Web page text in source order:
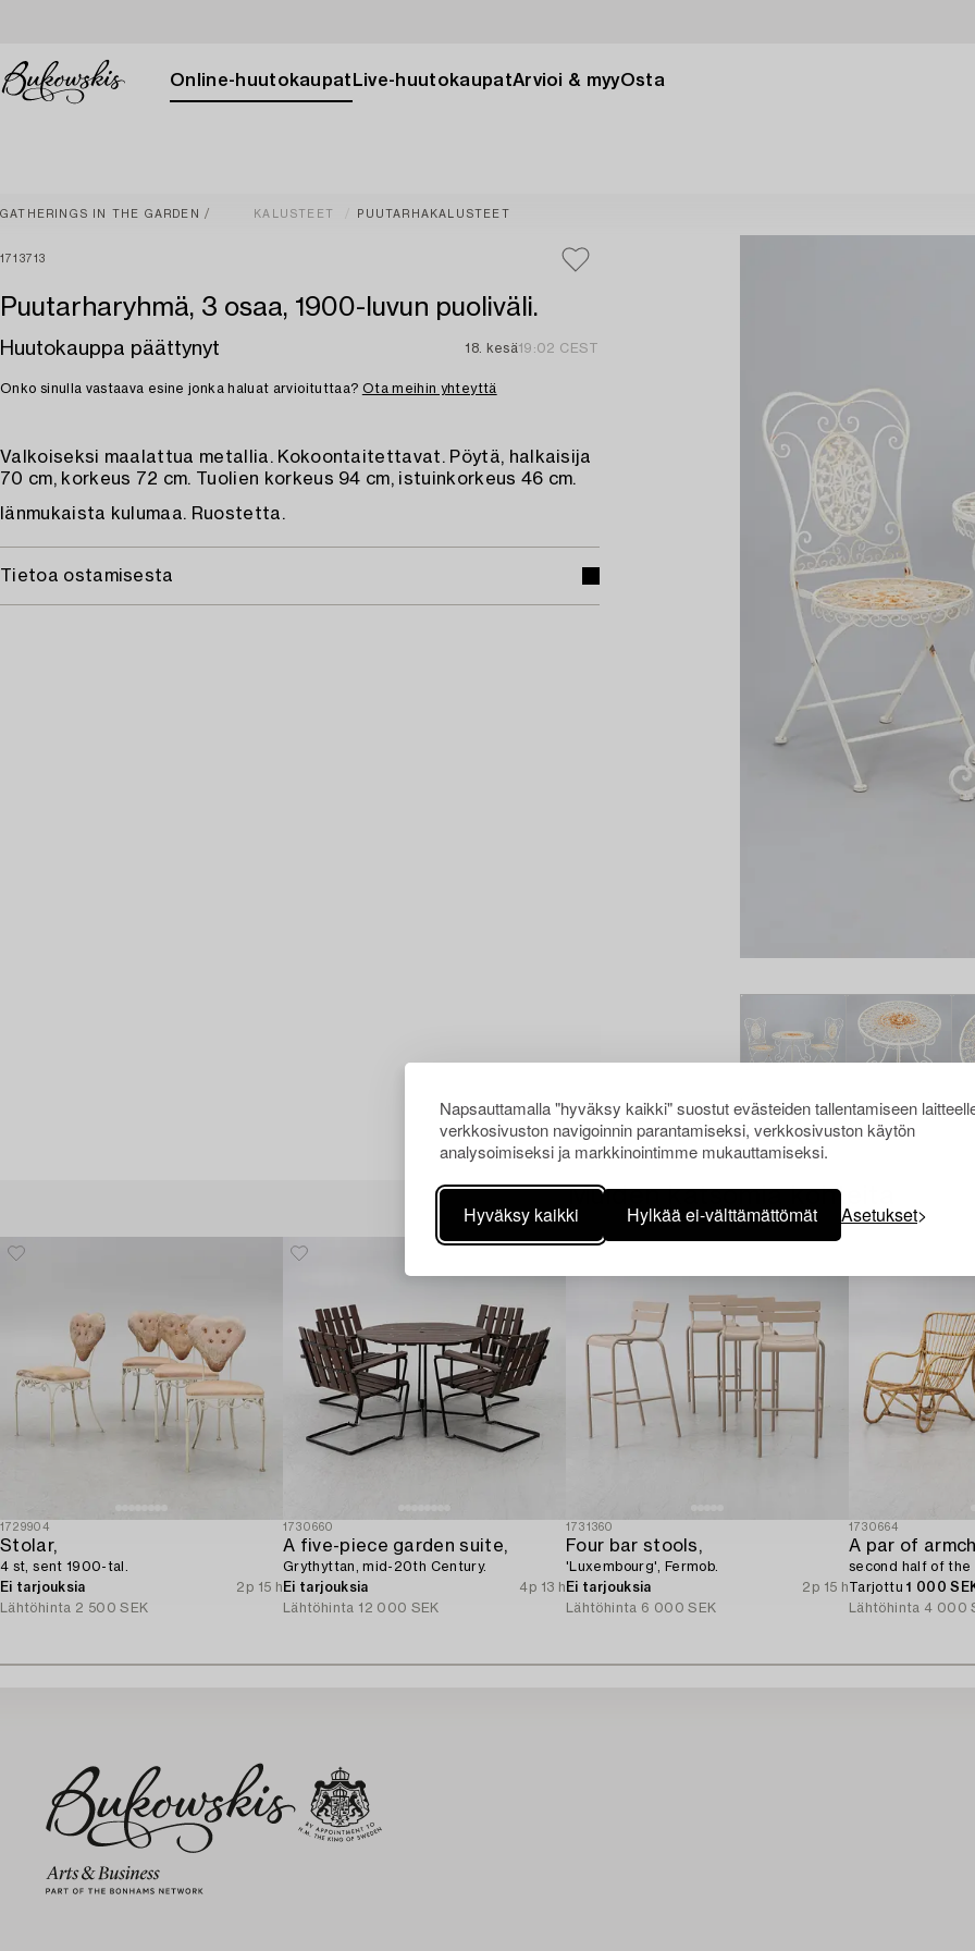
Napsauttamalla "hyväksy kaikki" suostut evästeiden tallentamiseen
verkkosivuston navigoinnin parantamiseksi, verkkosivuston käytön
analysoimiseksi ja markkinointimme mukauttamiseksi.
Hyväksy kaikki Hylkää ei-välttämättömät Asetukset
Online-huutokaupat Live-huutokaupatArvioi & myyOsta
GATHERINGS IN THE GARDEN KALUSTEET PUUTARHAKALUSTEET
1713713
Puutarharyhmä, 3 osaa, 1900-luvun puoliväli.
Huutokauppa päättynyt 18. kesä19:02 CEST
Onko sinulla vastaava esine jonka haluat arvioituttaa? Ota meihin yhteyttä
Valkoiseksi maalattua metallia. Kokoontaitettavat. Pöytä, halkaisija
70 cm, korkeus 72 cm. Tuolien korkeus 94 cm, istuinkorkeus 46 cm.
Iänmukaista kulumaa. Ruostetta.
Tietoa ostamisesta
Muiden katsomia kohteita
1729904
Stolar,
4 st, sent 1900-tal.
Ei tarjouksia
2p 15 h
Lähtöhinta 2 500 SEK
1730660
A five-piece garden suite,
Grythyttan, mid-20th Century.
Ei tarjouksia
4p 13 h
Lähtöhinta 12 000 SEK
1731360
Four bar stools,
'Luxembourg', Fermob.
Ei tarjouksia
2p 15 h
Lähtöhinta 6 000 SEK
1730664
A par of
second half of the
Tarjottu1 000
Lähtöhinta 4 000